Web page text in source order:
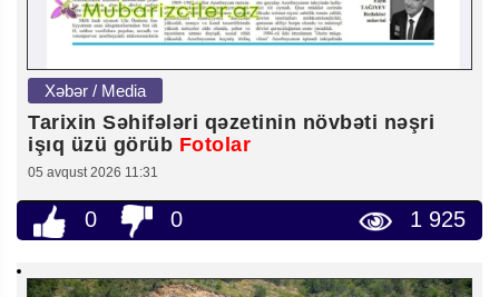
Xəbər / Media
Tarixin Səhifələri qəzetinin növbəti nəşri
işıq üzü görüb Fotolar
05 avqust 2026 11:31
0 0 1 925